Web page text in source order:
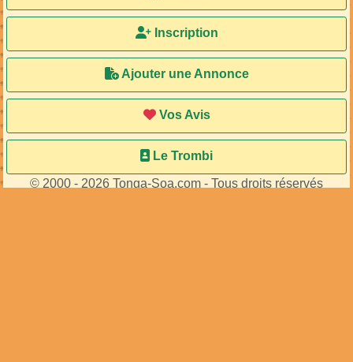
Inscription
Ajouter une Annonce
Vos Avis
Le Trombi
© 2000 - 2026 Tonga-Soa.com - Tous droits réservés